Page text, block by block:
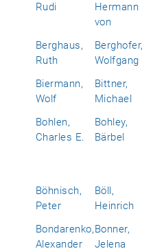
Rudi
Hermann
von
Berghaus,
Ruth
Berghofer,
Wolfgang
Biermann,
Wolf
Bittner,
Michael
Bohlen,
Charles E.
Bohley,
Bärbel
Böhnisch,
Peter
Böll,
Heinrich
Bondarenko,
Alexander
Bonner,
Jelena